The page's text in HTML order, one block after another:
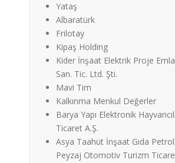
Yataş
Albaratürk
Frilotay
Kipaş Holding
Kider İnşaat Elektrik Proje
San. Tic. Ltd. Şti.
Mavi Tim
Kalkınma Menkul Değerler
Barya Yapı Elektronik
Ticaret A.Ş.
Asya Taahüt İnşaat Gıda
Peyzaj Otomotiv Turizm